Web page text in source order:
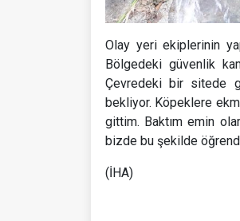
Olay yeri ekiplerinin
Bölgedeki güvenlik
Çevredeki bir sitede
bekliyor. Köpeklere
gittim. Baktım emin
bizde bu şekilde
(İHA)